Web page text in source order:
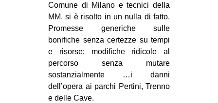
AFRICA
ESTREMO ORIENTE
EUROPA
MEDIO ORIENTE
MONDO
Comune di Milano e tecnici della
MM, si è risolto in un nulla di fatto.
Promesse generiche sulle
bonifiche senza certezze su tempi
e risorse; modifiche ridicole al
percorso senza mutare
sostanzialmente …i danni
dell’opera ai parchi Pertini, Trenno
e delle Cave.